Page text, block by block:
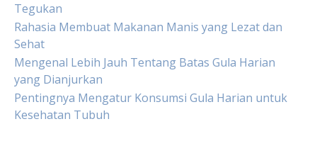
Tegukan
Rahasia Membuat Makanan Manis yang Lezat dan
Sehat
Mengenal Lebih Jauh Tentang Batas Gula Harian
yang Dianjurkan
Pentingnya Mengatur Konsumsi Gula Harian untuk
Kesehatan Tubuh